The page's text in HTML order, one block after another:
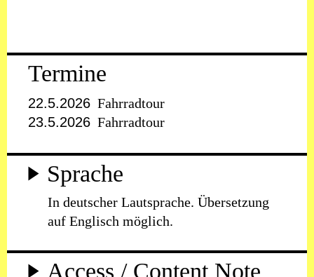
Termine
22.5.2026 Fahrradtour
23.5.2026 Fahrradtour
Sprache
In deutscher Lautsprache. Übersetzung
auf Englisch möglich.
Access / Content Note